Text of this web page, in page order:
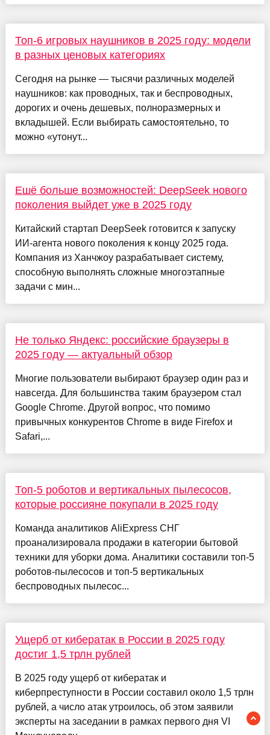
Топ-6 игровых наушников в 2025 году: модели
в разных ценовых категориях
Сегодня на рынке — тысячи различных моделей
наушников: как проводных, так и беспроводных,
дорогих и очень дешевых, полноразмерных и
вкладышей. Если выбирать самостоятельно, то
можно «утонут...
Ешё больше возможностей: DeepSeek нового
поколения выйдет уже в 2025 году
Китайский стартап DeepSeek готовится к запуску
ИИ-агента нового поколения к концу 2025 года.
Компания из Ханчжоу разрабатывает систему,
способную выполнять сложные многоэтапные
задачи с мин...
Не только Яндекс: российские браузеры в
2025 году — актуальный обзор
Многие пользователи выбирают браузер один раз и
навсегда. Для большинства таким браузером стал
Google Chrome. Другой вопрос, что помимо
привычных конкурентов Chrome в виде Firefox и
Safari,...
Топ-5 роботов и вертикальных пылесосов,
которые россияне покупали в 2025 году
Команда аналитиков AliExpress СНГ
проанализировала продажи в категории бытовой
техники для уборки дома. Аналитики составили топ-5
роботов-пылесосов и топ-5 вертикальных
беспроводных пылесос...
Ущерб от кибератак в России в 2025 году
достиг 1,5 трлн рублей
В 2025 году ущерб от кибератак и
киберпреступности в России составил около 1,5 трлн
рублей, а число атак утроилось, об этом заявили
эксперты на заседании в рамках первого дня VI